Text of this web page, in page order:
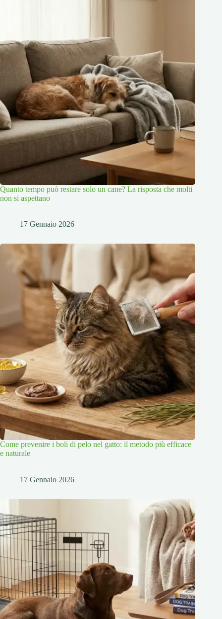
Quanto tempo può restare solo un cane? La risposta che molti
non si aspettano
17 Gennaio 2026
Come prevenire i boli di pelo nel gatto: il metodo più efficace
e naturale
17 Gennaio 2026